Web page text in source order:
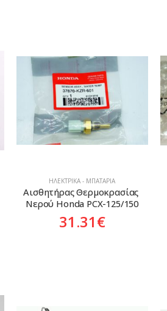
ΗΛΕΚΤΡΙΚΆ - ΜΠΑΤΑΡΊΑ
Αισθητήρας Θερμοκρασίας
Νερού Honda PCX-125/150
31.31€